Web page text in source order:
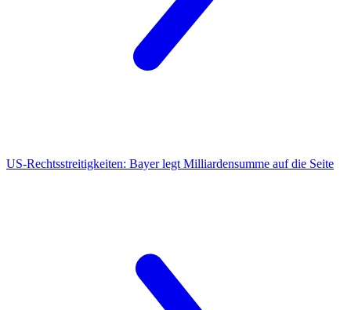
US-Rechtsstreitigkeiten: Bayer legt Milliardensumme auf die Seite